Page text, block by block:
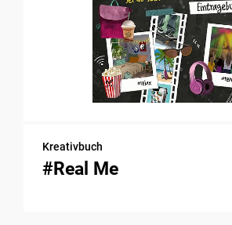
Kreativbuch
#Real Me